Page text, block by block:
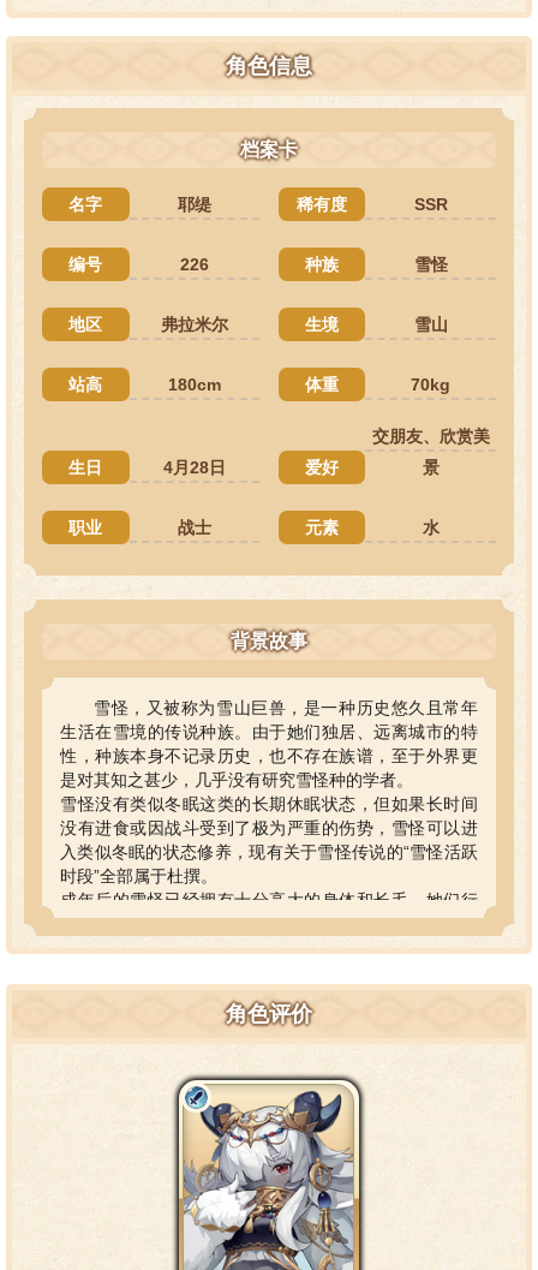
角色信息
档案卡
名字 耶缇 稀有度 SSR
编号 226 种族 雪怪
地区 弗拉米尔 生境 雪山
站高 180cm 体重 70kg
生日 4月28日 爱好
交朋友、欣赏美
景
职业 战士 元素 水
背景故事
雪怪，又被称为雪山巨兽，是一种历史悠久且常年
生活在雪境的传说种族。由于她们独居、远离城市的特
性，种族本身不记录历史，也不存在族谱，至于外界更
是对其知之甚少，几乎没有研究雪怪种的学者。
雪怪没有类似冬眠这类的长期休眠状态，但如果长时间
没有进食或因战斗受到了极为严重的伤势，雪怪可以进
入类似冬眠的状态修养，现有关于雪怪传说的“雪怪活跃
时段”全部属于杜撰。
成年后的雪怪已经拥有十分高大的身体和长毛，她们行
动迅速，力量出众，白色的毛发是天然的隐身衣，帮助
她们隐蔽于庞大的雪山。
大的雪花流将汇聚在她身边，从远处看就仿佛是一头庞
大的雪之怪兽。但由于雪怪都很怕生，不太敢和外人接
触，她们会操控雪花填补自己的脚印，让人难以寻找。
耶缇，出生在弗拉米尔周边雪山的孩子，和大多数雪怪
一样，成年后的耶缇就开始了独自一人的宅山生活。
随着时间的推移，耶缇逐渐生出了去看看外面世界的想
法，哪怕不是太远的地方，就只是山脚下的城镇也可
就这样，耶缇试着走出雪山，进入城镇，然而缺乏常识
的耶缇终日用飞雪包裹自己，外界的民众每次看见她都
会害怕地逃跑，不知所措的耶缇只能一次又一次地返回
角色评价